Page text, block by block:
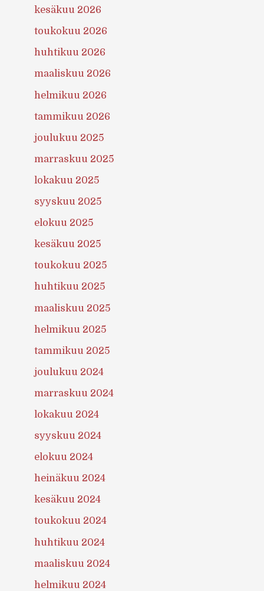
kesäkuu 2026
toukokuu 2026
huhtikuu 2026
maaliskuu 2026
helmikuu 2026
tammikuu 2026
joulukuu 2025
marraskuu 2025
lokakuu 2025
syyskuu 2025
elokuu 2025
kesäkuu 2025
toukokuu 2025
huhtikuu 2025
maaliskuu 2025
helmikuu 2025
tammikuu 2025
joulukuu 2024
marraskuu 2024
lokakuu 2024
syyskuu 2024
elokuu 2024
heinäkuu 2024
kesäkuu 2024
toukokuu 2024
huhtikuu 2024
maaliskuu 2024
helmikuu 2024